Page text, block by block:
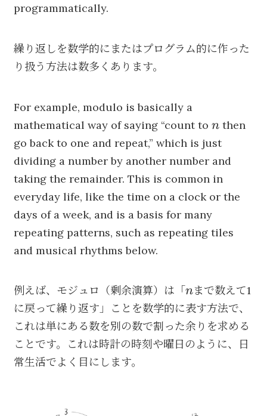
programmatically.
繰り返しを数学的にまたはプログラム的に作った
り扱う方法は数多くあります。
For example, modulo is basically a
mathematical way of saying “count to n
nthen
go back to one and repeat,” which is just
dividing a number by another number and
taking the remainder. This is common in
everyday life, like the time on a clock or the
days of a week, and is a basis for many
repeating patterns, such as repeating tiles
and musical rhythms below.
例えば、モジュロ（剰余演算）は「n
nまで数えて1
に戻って繰り返す」ことを数学的に表す方法で、
これは単にある数を別の数で割った余りを求める
ことです。これは時計の時刻や曜日のように、日
常生活でよく目にします。